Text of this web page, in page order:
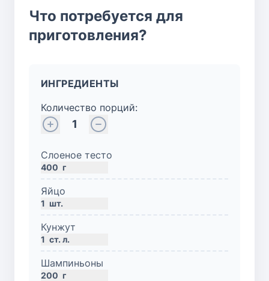
Что потребуется для
приготовления?
ИНГРЕДИЕНТЫ
Количество порций:
1
Слоеное тесто
400 г
Яйцо
1 шт.
Кунжут
1 ст. л.
Шампиньоны
200 г